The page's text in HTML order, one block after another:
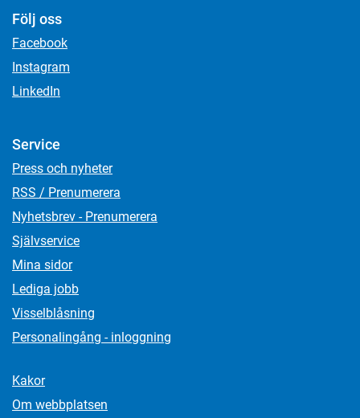
Följ oss
Facebook
Instagram
LinkedIn
Service
Press och nyheter
RSS / Prenumerera
Nyhetsbrev - Prenumerera
Självservice
Mina sidor
Lediga jobb
Visselblåsning
Personalingång - inloggning
Kakor
Om webbplatsen